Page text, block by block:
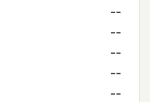
--
--
--
--
--